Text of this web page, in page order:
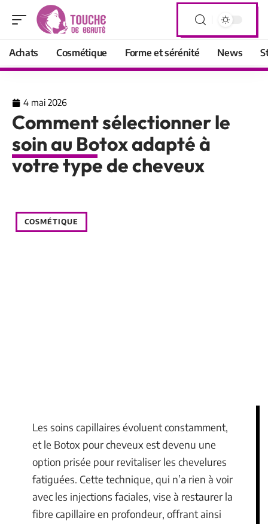
Achats Cosmétique Forme et sérénité News
4 mai 2026
Comment sélectionner le
soin au Botox adapté à
votre type de cheveux
COSMÉTIQUE
Les soins capillaires évoluent constamment,
et le Botox pour cheveux est devenu une
option prisée pour revitaliser les chevelures
fatiguées. Cette technique, qui n’a rien à voir
avec les injections faciales, vise à restaurer la
fibre capillaire en profondeur, offrant ainsi